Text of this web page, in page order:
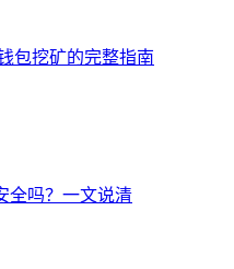
包挖矿的完整指南
全吗？一文说清